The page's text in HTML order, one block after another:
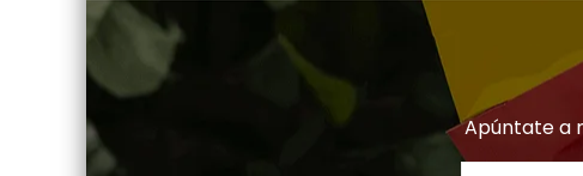
Apúntate a